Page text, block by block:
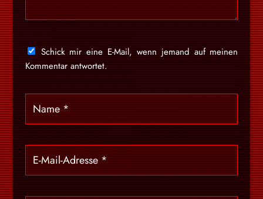
Schick mir eine E-Mail, wenn jemand auf meinen
Kommentar antwortet.